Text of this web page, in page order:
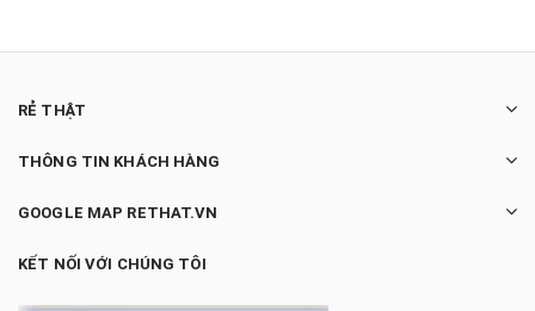
RẺ THẬT
THÔNG TIN KHÁCH HÀNG
GOOGLE MAP RETHAT.VN
KẾT NỐI VỚI CHÚNG TÔI